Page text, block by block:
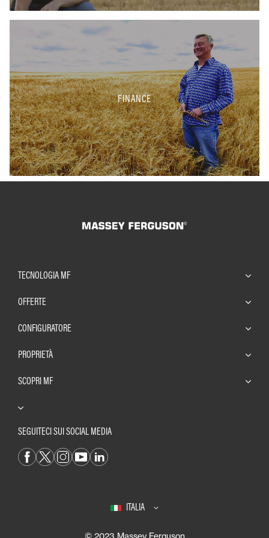
FINANCE
TECNOLOGIA MF
OFFERTE
CONFIGURATORE
PROPRIETÀ
SCOPRI MF
SEGUITECI SUI SOCIAL MEDIA
ITALIA
© 2023 Massey Ferguson